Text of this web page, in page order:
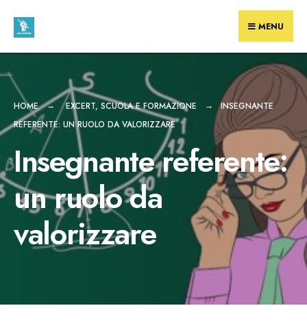
MENU
HOME EXCERT, SCUOLA E FORMAZIONE
INSEGNANTE
REFERENTE: UN RUOLO DA VALORIZZARE
Insegnante referente:
un ruolo da
valorizzare